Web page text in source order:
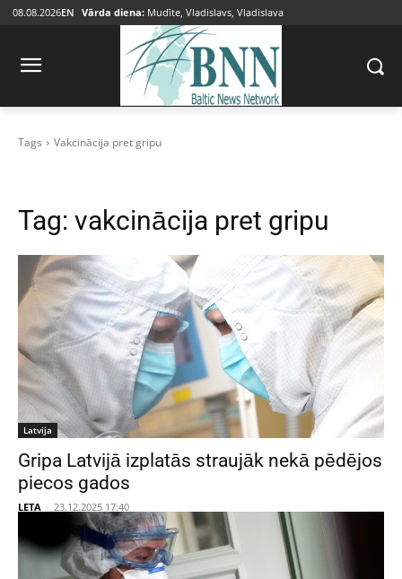
08.08.2026EN Vārda diena: Mudīte, Vladislavs, Vladislava
Tags Vakcinācija pret gripu
Tag: vakcinācija pret gripu
Latvija
Gripa Latvijā izplatās straujāk nekā pēdējos
piecos gados
LETA - 23.12.2025 17:40